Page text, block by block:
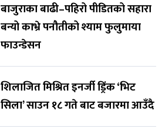
बाजुराका बाढी–पहिरो पीडितको सहारा
बन्यो काभ्रे पनौतीको श्याम फुलुमाया
फाउन्डेसन
शिलाजित मिश्रित इनर्जी ड्रिंक ‘भिट
सिला’ साउन १८ गते बाट बजारमा आउँदै